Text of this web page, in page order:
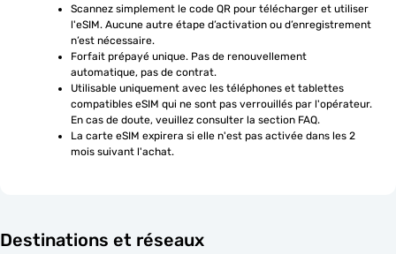
Scannez simplement le code QR pour télécharger et utiliser
l'eSIM. Aucune autre étape d’activation ou d’enregistrement
n’est nécessaire.
Forfait prépayé unique. Pas de renouvellement
automatique, pas de contrat.
Utilisable uniquement avec les téléphones et tablettes
compatibles eSIM qui ne sont pas verrouillés par l'opérateur.
En cas de doute, veuillez consulter la section FAQ.
La carte eSIM expirera si elle n'est pas activée dans les 2
mois suivant l'achat.
Destinations et réseaux